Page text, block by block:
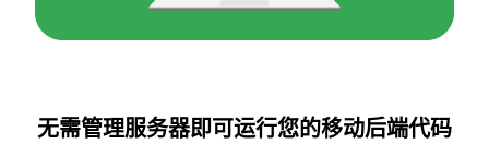
无需管理服务器即可运行您的移动后端代码